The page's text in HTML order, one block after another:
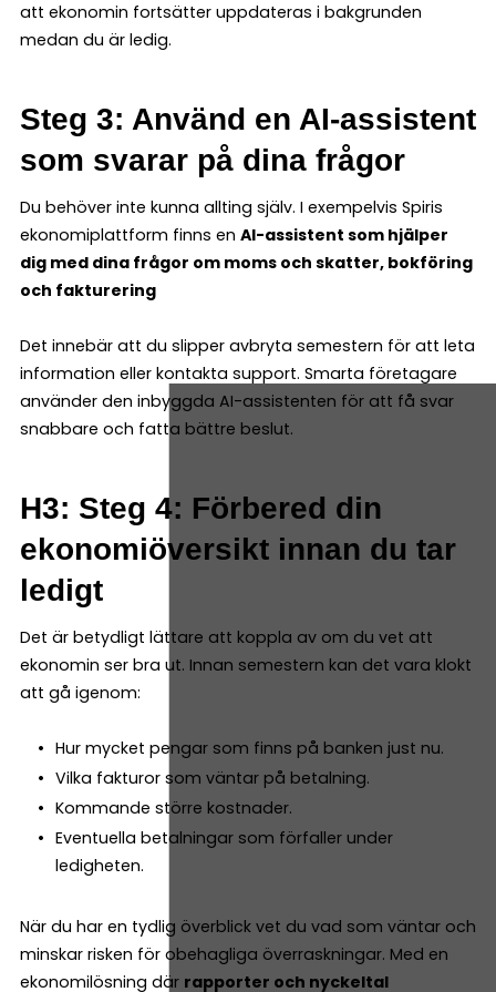
att ekonomin fortsätter uppdateras i bakgrunden
medan du är ledig.
Steg 3: Använd en AI-assistent
som svarar på dina frågor
Du behöver inte kunna allting själv. I exempelvis Spiris
ekonomiplattform finns en AI-assistent som hjälper
dig med dina frågor om moms och skatter, bokföring
och fakturering
Det innebär att du slipper avbryta semestern för att leta
information eller kontakta support. Smarta företagare
använder den inbyggda AI-assistenten för att få svar
snabbare och fatta bättre beslut.
H3: Steg 4: Förbered din
ekonomiöversikt innan du tar
ledigt
Det är betydligt lättare att koppla av om du vet att
ekonomin ser bra ut. Innan semestern kan det vara klokt
att gå igenom:
Hur mycket pengar som finns på banken just nu.
Vilka fakturor som väntar på betalning.
Kommande större kostnader.
Eventuella betalningar som förfaller under
ledigheten.
När du har en tydlig överblick vet du vad som väntar och
minskar risken för obehagliga överraskningar. Med en
ekonomilösning där rapporter och nyckeltal